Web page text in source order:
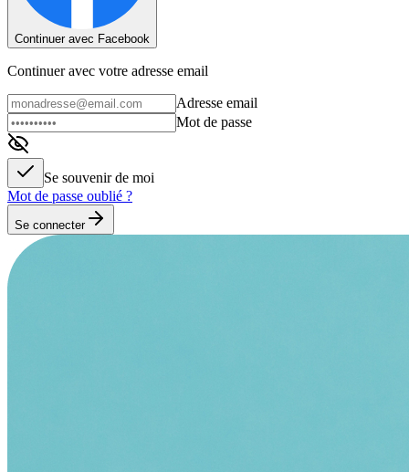
Continuer avec Facebook
Continuer avec votre adresse email
Adresse email
Mot de passe
Se souvenir de moi
Mot de passe oublié ?
Se connecter